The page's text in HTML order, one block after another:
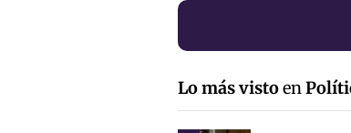
Lo más vistoen